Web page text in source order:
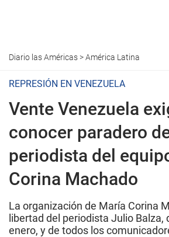
Diario las Américas>América Latina
REPRESIÓN EN VENEZUELA
Vente Venezuela
conocer paradero
periodista del
Corina Machado
La organización de María Corina
libertad del periodista Julio Balza,
enero, y de todos los